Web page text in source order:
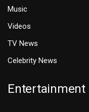
Music
Videos
TV News
Celebrity News
Entertainment